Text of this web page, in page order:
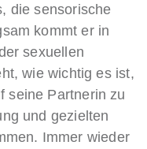
die sensorische
kommt er in
sexuellen
wie wichtig es ist,
seine Partnerin zu
und gezielten
Immer wieder